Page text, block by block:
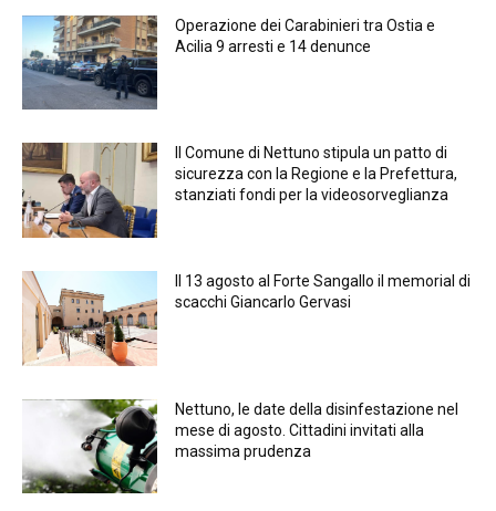
Operazione dei Carabinieri tra Ostia e
Acilia 9 arresti e 14 denunce
Il Comune di Nettuno stipula un patto di
sicurezza con la Regione e la Prefettura,
stanziati fondi per la videosorveglianza
Il 13 agosto al Forte Sangallo il memorial di
scacchi Giancarlo Gervasi
Nettuno, le date della disinfestazione nel
mese di agosto. Cittadini invitati alla
massima prudenza